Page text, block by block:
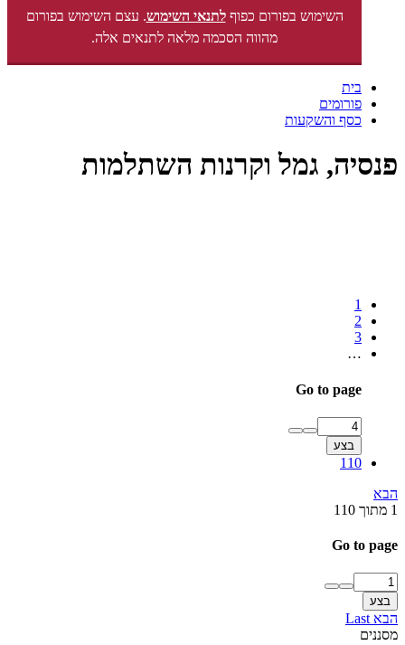
השימוש בפורום כפוףלתנאי השימוש. עצם השימוש בפורום
מהווה הסכמה מלאה לתנאים אלה.
בית
פורומים
כסף והשקעות
פנסיה, גמל וקרנות השתלמות
1
2
3
…
Go to page
בצע
110
הבא
1 מתוך 110
Go to page
בצע
הבא Last
מסננים